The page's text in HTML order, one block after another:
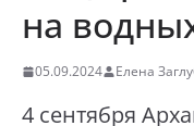
на
05.09.2024 Елена
4 сентября